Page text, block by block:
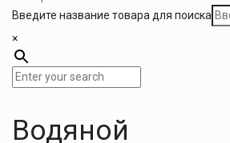
Введите название товара для поиска
×
Водяной